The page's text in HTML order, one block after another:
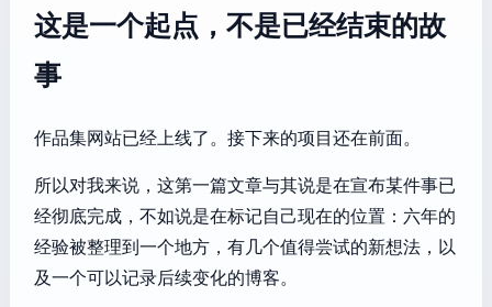
这是一个起点，不是已经结束的故
事
作品集网站已经上线了。接下来的项目还在前面。
所以对我来说，这第一篇文章与其说是在宣布某件事已
经彻底完成，不如说是在标记自己现在的位置：六年的
经验被整理到一个地方，有几个值得尝试的新想法，以
及一个可以记录后续变化的博客。